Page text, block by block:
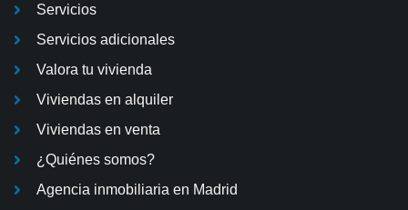
Servicios
Servicios adicionales
Valora tu vivienda
Viviendas en alquiler
Viviendas en venta
¿Quiénes somos?
Agencia inmobiliaria en Madrid